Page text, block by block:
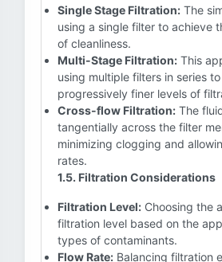
Single Stage Filtration: The
using a single filter to achieve
of cleanliness.
Multi-Stage Filtration: This
using multiple filters in series
progressively finer levels of
Cross-flow Filtration: The
tangentially across the filter
minimizing clogging and
rates.
1.5. Filtration Considerations
Filtration Level: Choosing the
filtration level based on the
types of contaminants.
Flow Rate: Balancing filtration